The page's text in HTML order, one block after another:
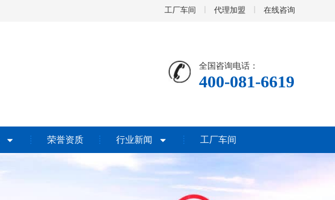
工厂车间 代理加盟 在线咨询
全国咨询电话：
400-081-6619
荣誉资质 行业新闻 工厂车间